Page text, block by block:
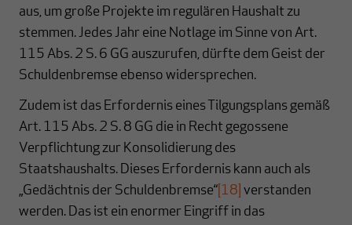
aus, um große Projekte im regulären Haushalt zu
stemmen. Jedes Jahr eine Notlage im Sinne von Art.
115 Abs. 2 S. 6 GG auszurufen, dürfte dem Geist der
Schuldenbremse ebenso widersprechen.
Zudem ist das Erfordernis eines Tilgungsplans gemäß
Art. 115 Abs. 2 S. 8 GG die in Recht gegossene
Verpflichtung zur Konsolidierung des
Staatshaushalts. Dieses Erfordernis kann auch als
„Gedächtnis der Schuldenbremse“ [18] verstanden
werden. Das ist ein enormer Eingriff in das